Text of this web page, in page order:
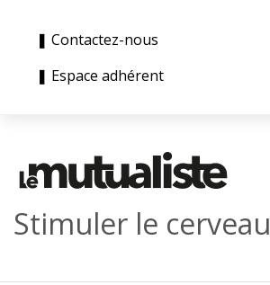
❚ Contactez-nous
❚ Espace adhérent
Stimuler le cerveau